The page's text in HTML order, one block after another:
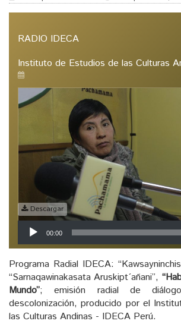
RADIO IDECA
Instituto de Estudios de las Culturas
Descargar
de
audio
00:00
Programa Radial IDECA:
“Sarnaqawinakasata Aruskipt´añani”,
Mundo”; emisión radial de
descolonización, producido por el
las Culturas Andinas - IDECA Perú.